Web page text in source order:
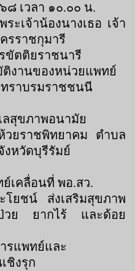
เวลา ๑๐.๐๐ น.
ะเจ้าน้องนางเธอ เจ้า
รราชกุมารี
ขัตติยราชนารี
ติงานของหน่วยแพทย์
ราบรมราชชนนี
สุขภาพอนามัย
ยราชพิทยาคม ตำบล
งหวัดบุรีรัมย์
เคลื่อนที่ พอ.สว.
โยชน์ ส่งเสริมสุขภาพ
วย ยากไร้ และด้อย
รแพทย์และ
ชิงรุก